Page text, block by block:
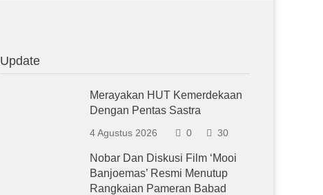
Update
Merayakan HUT Kemerdekaan
Dengan Pentas Sastra
4 Agustus 2026 0 30
Nobar Dan Diskusi Film ‘Mooi
Banjoemas’ Resmi Menutup
Rangkaian Pameran Babad